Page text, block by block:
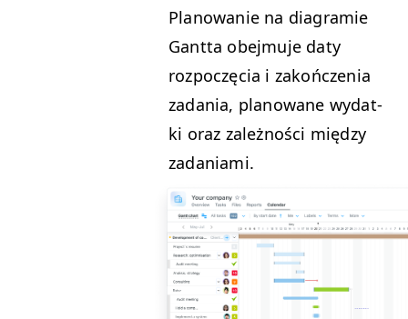
Planowanie na dia­gramie
Gant­ta obe­j­mu­je daty
rozpoczę­cia i zakończenia
zada­nia, planowane wydat­
ki oraz zależnoś­ci między
zadaniami.